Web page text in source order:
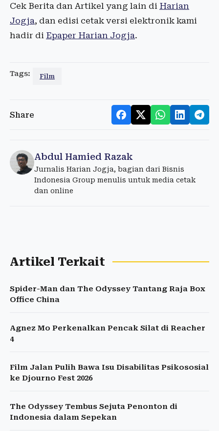
Cek Berita dan Artikel yang lain di Harian
Jogja, dan edisi cetak versi elektronik kami
hadir di Epaper Harian Jogja.
Tags: Film
Share
Abdul Hamied Razak
Jurnalis Harian Jogja, bagian dari Bisnis
Indonesia Group menulis untuk media cetak
dan online
Artikel Terkait
Spider-Man dan The Odyssey Tantang Raja Box
Office China
Agnez Mo Perkenalkan Pencak Silat di Reacher
4
Film Jalan Pulih Bawa Isu Disabilitas Psikososial
ke Djourno Fest 2026
The Odyssey Tembus Sejuta Penonton di
Indonesia dalam Sepekan